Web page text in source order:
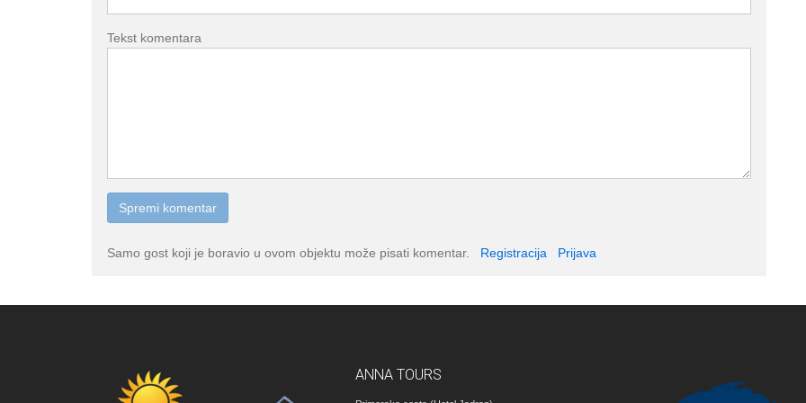
Tekst komentara
Samo gost koji je boravio u ovom objektu može pisati komentar. Registracija Prijava
ANNA TOURS